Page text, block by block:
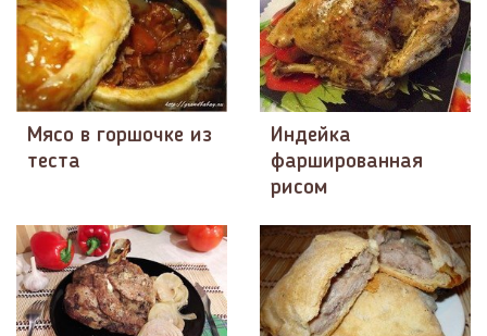
Мясо в горшочке из
теста
Индейка
фаршированная
рисом